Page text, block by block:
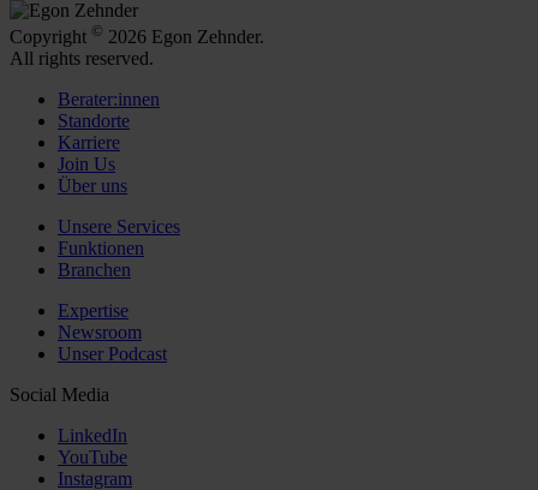
Copyright © 2026 Egon Zehnder.
All rights reserved.
Berater:innen
Standorte
Karriere
Join Us
Über uns
Unsere Services
Funktionen
Branchen
Expertise
Newsroom
Unser Podcast
Social Media
LinkedIn
YouTube
Instagram